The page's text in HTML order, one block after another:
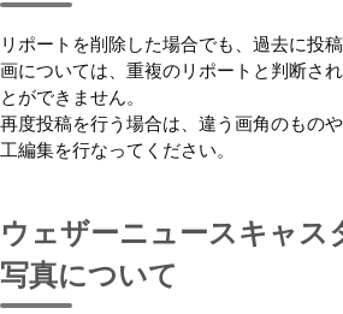
リポートを削除した場合でも、過去に投
画については、重複のリポートと判断さ
とができません。
再度投稿を行う場合は、違う画角のもの
工編集を行なってください。
ウェザーニュースキャス
写真について